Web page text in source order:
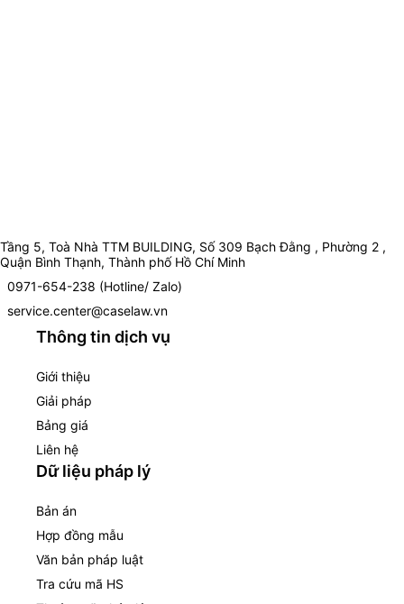
Tầng 5, Toà Nhà TTM BUILDING, Số 309 Bạch Đằng , Phường 2 ,
Quận Bình Thạnh, Thành phố Hồ Chí Minh
0971-654-238 (Hotline/ Zalo)
service.center@caselaw.vn
Thông tin dịch vụ
Giới thiệu
Giải pháp
Bảng giá
Liên hệ
Dữ liệu pháp lý
Bản án
Hợp đồng mẫu
Văn bản pháp luật
Tra cứu mã HS